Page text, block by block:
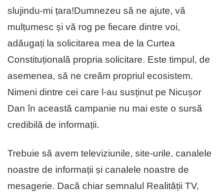
slujindu-mi țara!Dumnezeu să ne ajute, vă
mulțumesc și vă rog pe fiecare dintre voi,
adăugați la solicitarea mea de la Curtea
Constituțională propria solicitare. Este timpul, de
asemenea, să ne creăm propriul ecosistem.
Nimeni dintre cei care l-au susținut pe Nicușor
Dan în această campanie nu mai este o sursă
credibilă de informații.
Trebuie să avem televiziunile, site-urile, canalele
noastre de informații și canalele noastre de
mesagerie. Dacă chiar semnalul Realității TV,